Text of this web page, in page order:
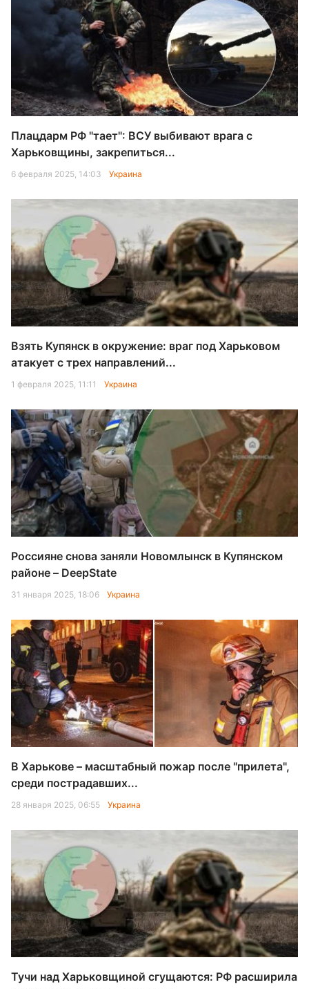
Плацдарм РФ "тает": ВСУ выбивают врага с
Харьковщины, закрепиться...
6 февраля 2025, 14:03 Украина
Взять Купянск в окружение: враг под Харьковом
атакует с трех направлений...
1 февраля 2025, 11:11 Украина
Россияне снова заняли Новомлынск в Купянском
районе – DeepState
31 января 2025, 18:06 Украина
В Харькове – масштабный пожар после "прилета",
среди пострадавших...
28 января 2025, 06:55 Украина
Тучи над Харьковщиной сгущаются: РФ расширила